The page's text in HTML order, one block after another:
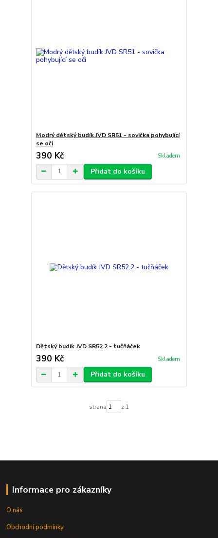
Modrý dětský budík JVD SR51 - sovička pohybující
se oči
390 Kč Skladem
Přidat do košíku
Dětský budík JVD SR52.2 - tučňáček
390 Kč Skladem
Přidat do košíku
strana z 1
Informace pro zákazníky
O nás
Obchodní podmínky